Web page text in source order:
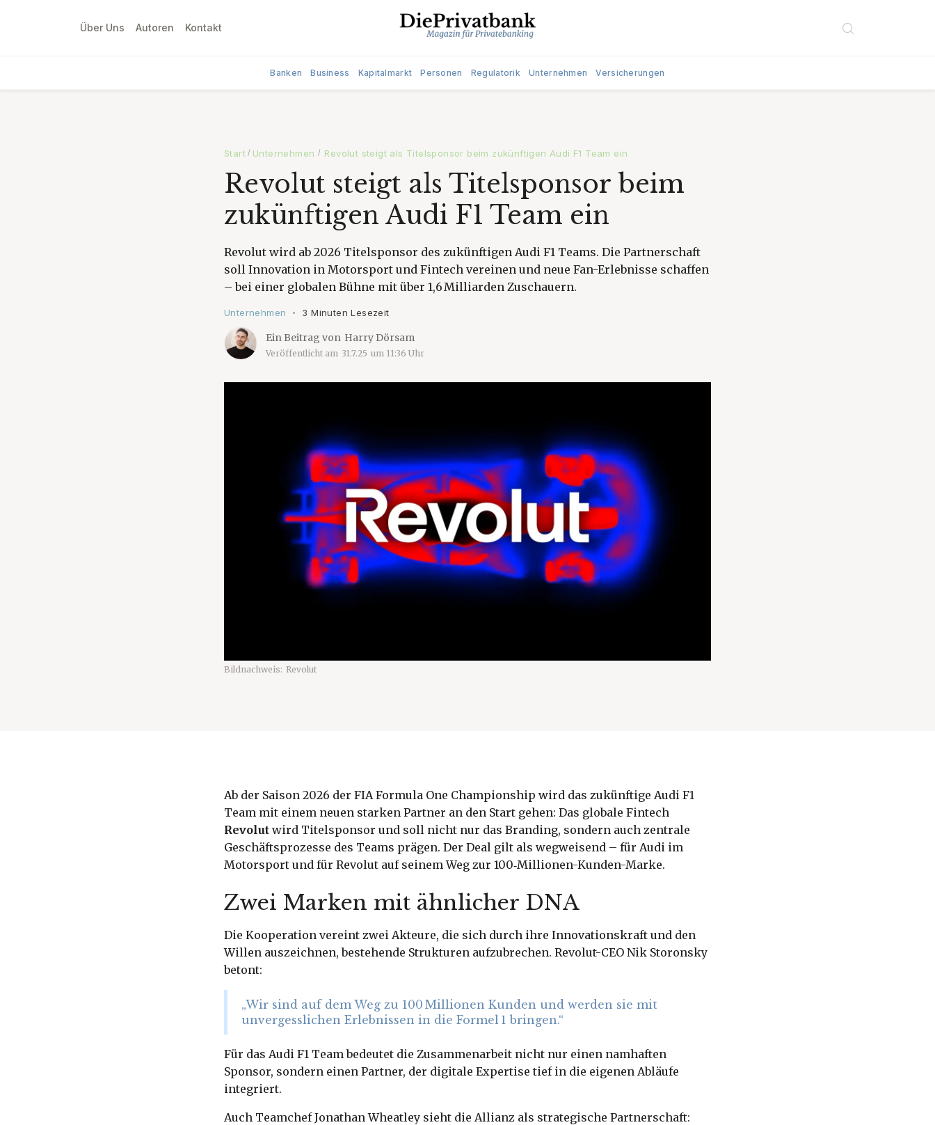
Über Uns Autoren Kontakt
Banken Business Kapitalmarkt Personen Regulatorik Unternehmen Versicherungen
Start / Unternehmen / Revolut steigt als Titelsponsor beim zukünftigen Audi F1 Team ein
Revolut steigt als Titelsponsor beim
zukünftigen Audi F1 Team ein
Revolut wird ab 2026 Titelsponsor des zukünftigen Audi F1 Teams. Die Partnerschaft
soll Innovation in Motorsport und Fintech vereinen und neue Fan-Erlebnisse schaffen
– bei einer globalen Bühne mit über 1,6 Milliarden Zuschauern.
Unternehmen • 3 Minuten Lesezeit
Ein Beitrag von Harry Dörsam
Veröffentlicht am 31.7.25 um 11:36 Uhr
Bildnachweis: Revolut
Ab der Saison 2026 der FIA Formula One Championship wird das zukünftige Audi F1
Team mit einem neuen starken Partner an den Start gehen: Das globale Fintech
Revolut wird Titelsponsor und soll nicht nur das Branding, sondern auch zentrale
Geschäftsprozesse des Teams prägen. Der Deal gilt als wegweisend – für Audi im
Motorsport und für Revolut auf seinem Weg zur 100‑Millionen-Kunden-Marke.
Zwei Marken mit ähnlicher DNA
Die Kooperation vereint zwei Akteure, die sich durch ihre Innovationskraft und den
Willen auszeichnen, bestehende Strukturen aufzubrechen. Revolut-CEO Nik Storonsky
betont:
„Wir sind auf dem Weg zu 100 Millionen Kunden und werden sie mit
unvergesslichen Erlebnissen in die Formel 1 bringen.“
Für das Audi F1 Team bedeutet die Zusammenarbeit nicht nur einen namhaften
Sponsor, sondern einen Partner, der digitale Expertise tief in die eigenen Abläufe
integriert.
Auch Teamchef Jonathan Wheatley sieht die Allianz als strategische Partnerschaft: